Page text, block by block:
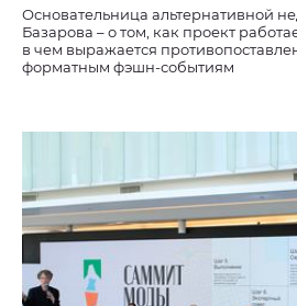
Основательница альтернативной
Базарова – о том, как проект
в чем выражается
форматным фэшн-событиям